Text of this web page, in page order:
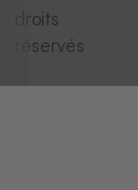
droits
réservés